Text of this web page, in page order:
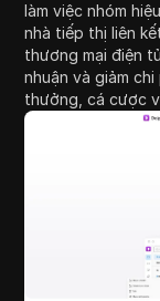
làm việc nhóm
nhà tiếp thị liên
thương mại điện
nhuận và giảm
thưởng, cá cược